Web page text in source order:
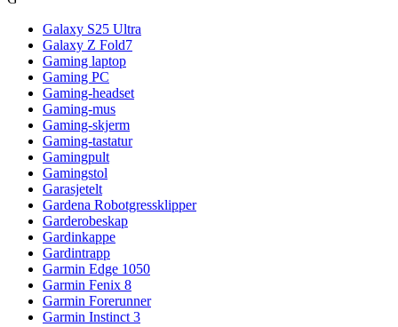
Galaxy S25 Ultra
Galaxy Z Fold7
Gaming laptop
Gaming PC
Gaming-headset
Gaming-mus
Gaming-skjerm
Gaming-tastatur
Gamingpult
Gamingstol
Garasjetelt
Gardena Robotgressklipper
Garderobeskap
Gardinkappe
Gardintrapp
Garmin Edge 1050
Garmin Fenix 8
Garmin Forerunner
Garmin Instinct 3